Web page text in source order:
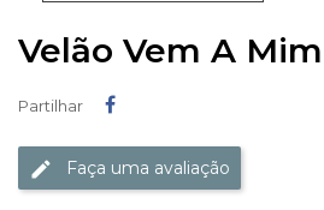
Velão Vem A Mim
Partilhar
Faça uma avaliação